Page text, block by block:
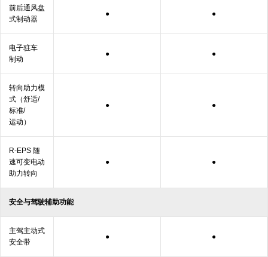
前后通风盘
式制动器
● ●
电子驻车
制动
● ●
转向助力模
式（舒适/
标准/
运动）
● ●
R-EPS 随
速可变电动
助力转向
● ●
安全与驾驶辅助功能
主驾主动式
安全⁠带
● ●